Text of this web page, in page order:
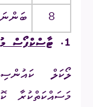
8
1.
ޓާސްކްފޯސް
ލޯކަލް
މަސައްކަތްކުރާ